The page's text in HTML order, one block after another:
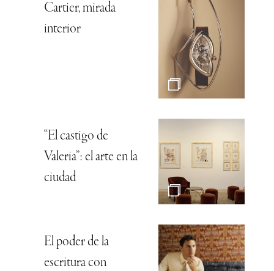
Cartier, mirada
interior
“El castigo de
Valeria”: el arte en la
ciudad
El poder de la
escritura con